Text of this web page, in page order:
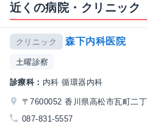
近くの病院・クリニック
クリニック 森下内科医院
土曜診察
診療科： 内科 循環器内科
〒7600052 香川県高松市瓦町二
087-831-5557